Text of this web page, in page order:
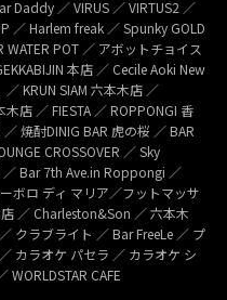
Daddy ／ VIRUS ／ VIRTUS2 ／
／ Harlem freak ／ Spunky GOLD
POT ／ アボットチョイス
本店 ／ Cecile Aoki New
／ KRUN SIAM 六本木店 ／
店 ／ FIESTA ／ ROPPONGI 香
／ 焼酎DINIG BAR 虎の桜 ／ BAR
CROSSOVER ／ Sky
Bar 7th Ave.in Roppongi ／
ボロ ディ マリア／フットマッサ
／ Charleston&Son ／ 六本木
クラブライト ／ Bar FreeLe ／ プ
カラオケ パセラ ／ カラオケ シ
CAFE